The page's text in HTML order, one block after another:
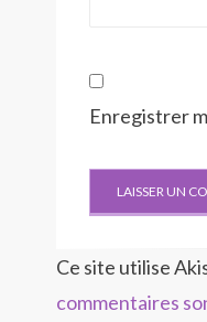
Enregistrer
Ce site utilise
commentaires